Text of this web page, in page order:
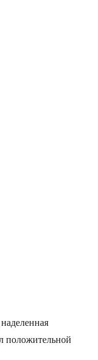
положительной